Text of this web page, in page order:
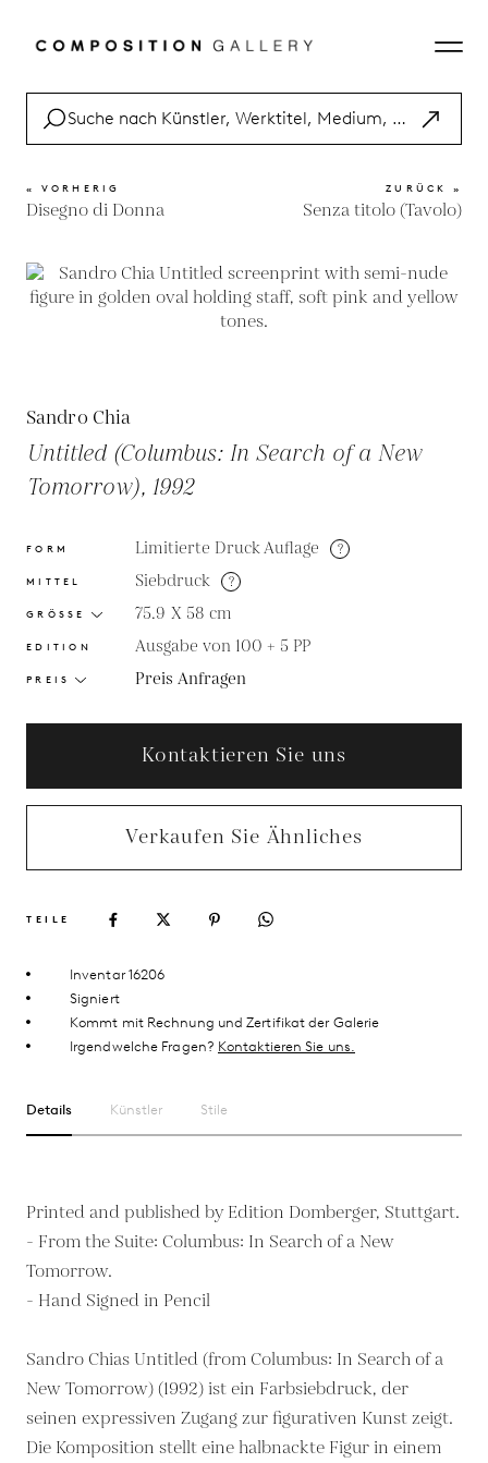
« VORHERIG
Disegno di Donna
ZURÜCK »
Senza titolo (Tavolo)
Sandro Chia
Untitled (Columbus: In Search of a New
Tomorrow), 1992
FORM Limitierte Druck Auflage ?
MITTEL Siebdruck ?
GRÖSSE 75.9 X 58 cm
EDITION Ausgabe von 100 + 5 PP
PREIS Preis Anfragen
Kontaktieren Sie uns
Verkaufen Sie Ähnliches
TEILE
Inventar 16206
Signiert
Kommt mit Rechnung und Zertifikat der Galerie
Irgendwelche Fragen? Kontaktieren Sie uns.
Details Künstler Stile
Printed and published by Edition Domberger, Stuttgart.
- From the Suite: Columbus: In Search of a New
Tomorrow.
- Hand Signed in Pencil
Sandro Chias Untitled (from Columbus: In Search of a
New Tomorrow) (1992) ist ein Farbsiebdruck, der
seinen expressiven Zugang zur figurativen Kunst zeigt.
Die Komposition stellt eine halbnackte Figur in einem